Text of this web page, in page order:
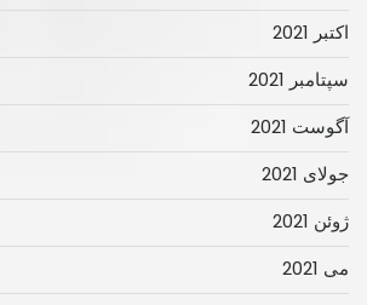
اکتبر 2021
سپتامبر 2021
آگوست 2021
جولای 2021
ژوئن 2021
می 2021